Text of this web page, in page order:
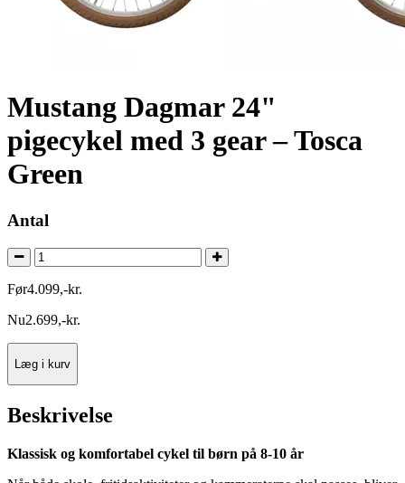
Mustang Dagmar 24"
pigecykel med 3 gear – Tosca
Green
Antal
Før4.099,-kr.
Nu2.699,-kr.
Læg i kurv
Beskrivelse
Klassisk og komfortabel cykel til børn på 8-10 år